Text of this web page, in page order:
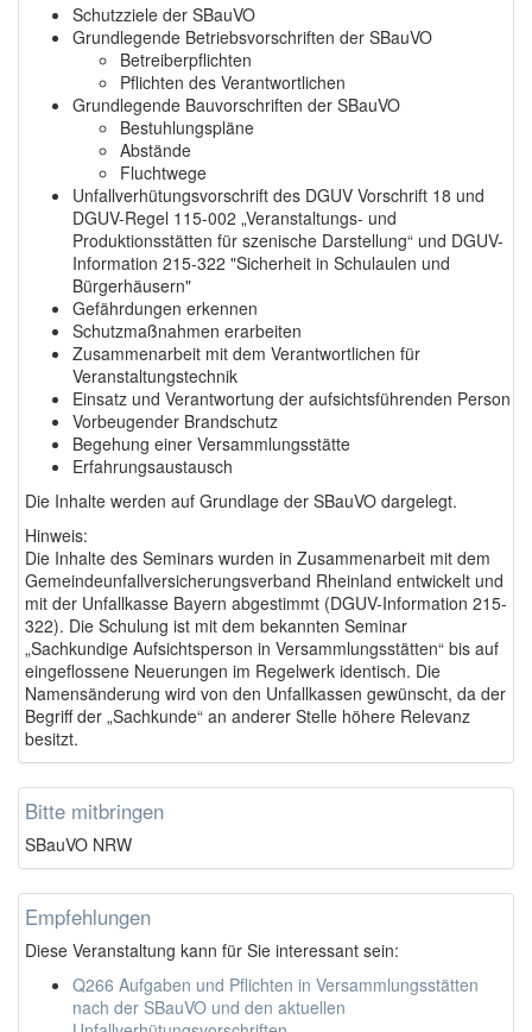
Schutzziele der SBauVO
Grundlegende Betriebsvorschriften der SBauVO
Betreiberpflichten
Pflichten des Verantwortlichen
Grundlegende Bauvorschriften der SBauVO
Bestuhlungspläne
Abstände
Fluchtwege
Unfallverhütungsvorschrift des DGUV Vorschrift 18 und
DGUV-Regel 115-002 „Veranstaltungs- und
Produktionsstätten für szenische Darstellung“ und DGUV-
Information 215-322 "Sicherheit in Schulaulen und
Bürgerhäusern"
Gefährdungen erkennen
Schutzmaßnahmen erarbeiten
Zusammenarbeit mit dem Verantwortlichen für
Veranstaltungstechnik
Einsatz und Verantwortung der aufsichtsführenden Person
Vorbeugender Brandschutz
Begehung einer Versammlungsstätte
Erfahrungsaustausch
Die Inhalte werden auf Grundlage der SBauVO dargelegt.
Hinweis:
Die Inhalte des Seminars wurden in Zusammenarbeit mit dem
Gemeindeunfallversicherungsverband Rheinland entwickelt und
mit der Unfallkasse Bayern abgestimmt (DGUV-Information 215-
322). Die Schulung ist mit dem bekannten Seminar
„Sachkundige Aufsichtsperson in Versammlungsstätten“ bis auf
eingeflossene Neuerungen im Regelwerk identisch. Die
Namensänderung wird von den Unfallkassen gewünscht, da der
Begriff der „Sachkunde“ an anderer Stelle höhere Relevanz
besitzt.
Bitte mitbringen
SBauVO NRW
Empfehlungen
Diese Veranstaltung kann für Sie interessant sein:
Q266 Aufgaben und Pflichten in Versammlungsstätten
nach der SBauVO und den aktuellen